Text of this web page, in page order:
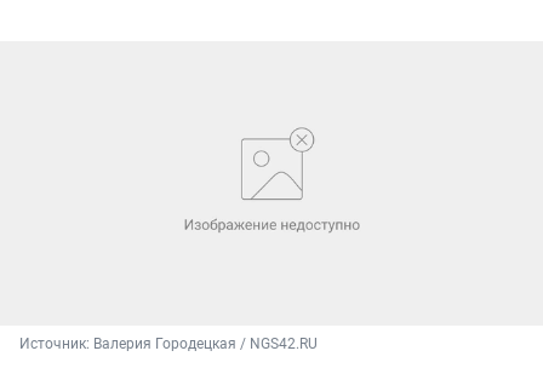
Источник: Валерия Городецкая / NGS42.RU